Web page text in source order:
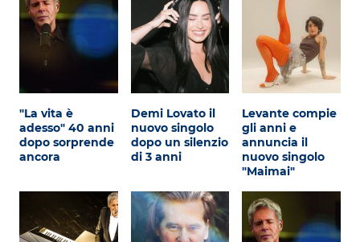
"La vita è
adesso" 40 anni
dopo sorprende
ancora
Demi Lovato il
nuovo singolo
dopo un silenzio
di 3 anni
Levante compie
gli anni e
annuncia il
nuovo singolo
"Maimai"